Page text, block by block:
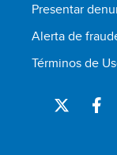
Presentar
Alerta de
Términos de